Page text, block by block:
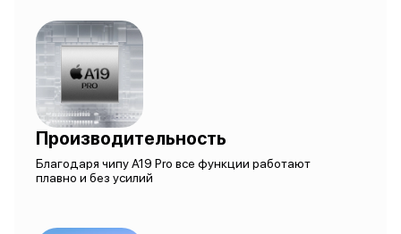
Производительность
Благодаря чипу A19 Pro все функции работают
плавно и без усилий